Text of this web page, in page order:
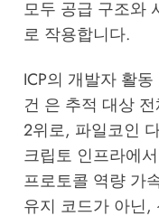
모두 공급 구조와
로 작용합니다.
ICP의 개발자 활
건 은 추적 대상
2위로, 파일코인
크립토 인프라에
프로토콜 역량 가
유지 코드가 아닌,